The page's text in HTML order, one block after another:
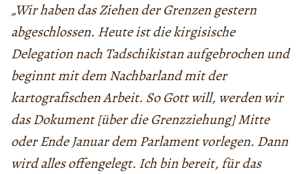
„Wir haben das Ziehen der Grenzen gestern
abgeschlossen. Heute ist die kirgisische
Delegation nach Tadschikistan aufgebrochen und
beginnt mit dem Nachbarland mit der
kartografischen Arbeit. So Gott will, werden wir
das Dokument [über die Grenzziehung] Mitte
oder Ende Januar dem Parlament vorlegen. Dann
wird alles offengelegt. Ich bin bereit, für das